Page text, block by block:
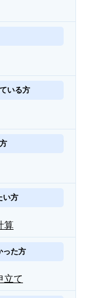
いる方
い方
算
った方
立て